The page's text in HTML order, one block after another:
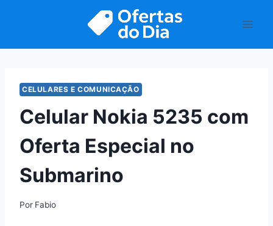
CELULARES E COMUNICAÇÃO
Celular Nokia 5235 com
Oferta Especial no
Submarino
Por Fabio